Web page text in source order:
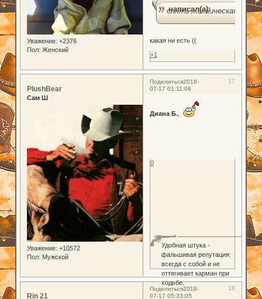
Уважение: +2376
Пол: Женский
написал(а):
опять техническая
какая ни есть ((
+1
Поделиться 17
2018-
07-17 01:11:06
PlushBear
Сам Ш
Уважение: +10572
Пол: Мужской
Диана Б.,
Удобная штука -
фальшивая репутация:
всегда с собой и не
оттягивает карман при
ходьбе.
0
Поделиться 18
2018-
07-17 05:33:05
Rin 21